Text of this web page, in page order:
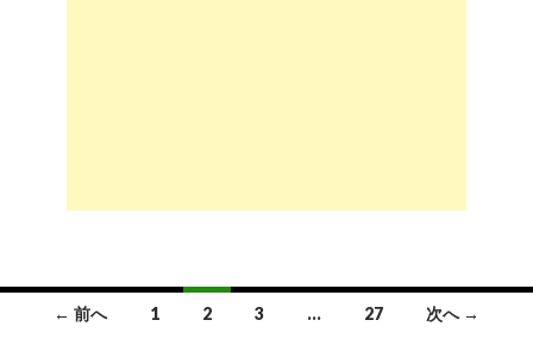
← 前へ 1 2 3 … 27 次へ →